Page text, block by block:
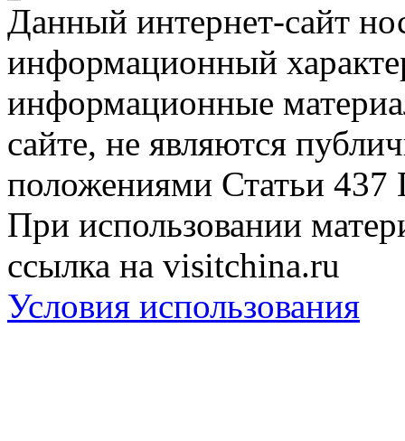
Данный интернет-сайт
информационный
информационные
сайте, не являются
положениями Статьи 437
При использовании
ссылка на visitchina.ru
Условия использования